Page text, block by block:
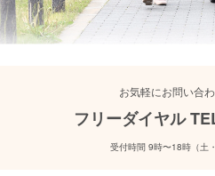
000
お気軽にお問い合わ
フリーダイヤル
受付時間 9時〜18時（土